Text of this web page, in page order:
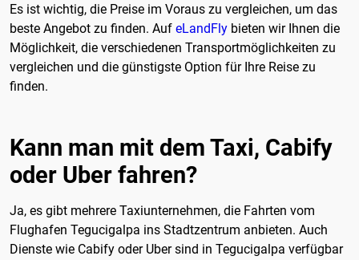
Es ist wichtig, die Preise im Voraus zu vergleichen, um das
beste Angebot zu finden. Auf eLandFly bieten wir Ihnen die
Möglichkeit, die verschiedenen Transportmöglichkeiten zu
vergleichen und die günstigste Option für Ihre Reise zu
finden.
Kann man mit dem Taxi, Cabify
oder Uber fahren?
Ja, es gibt mehrere Taxiunternehmen, die Fahrten vom
Flughafen Tegucigalpa ins Stadtzentrum anbieten. Auch
Dienste wie Cabify oder Uber sind in Tegucigalpa verfügbar